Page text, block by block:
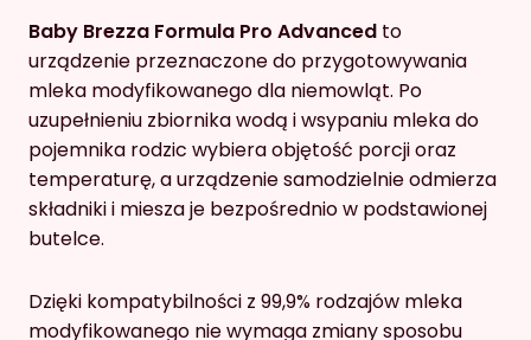
Baby Brezza Formula Pro Advanced to
urządzenie przeznaczone do przygotowywania
mleka modyfikowanego dla niemowląt. Po
uzupełnieniu zbiornika wodą i wsypaniu mleka do
pojemnika rodzic wybiera objętość porcji oraz
temperaturę, a urządzenie samodzielnie odmierza
składniki i miesza je bezpośrednio w podstawionej
butelce.
Dzięki kompatybilności z 99,9% rodzajów mleka
modyfikowanego nie wymaga zmiany sposobu